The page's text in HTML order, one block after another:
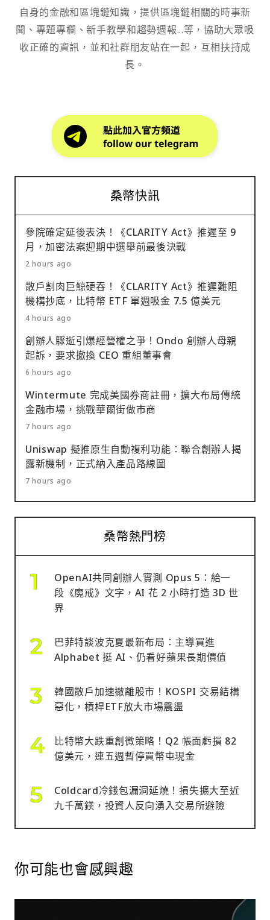
自身的金融和區塊鏈知識，提供區塊鏈相關的時事新
聞、專題專欄、新手教學和趨勢週報...等，協助大眾吸
收正確的資訊，並和社群朋友站在一起，互相扶持成
長。
桑幣快訊
參院確定延後表決！《CLARITY Act》推遲至 9
月，加密法案迎期中選舉前最後決戰
2 hours ago
散戶割肉巨鯨硬吞！《CLARITY Act》推遲難阻
機構抄底，比特幣 ETF 單週吸金 7.5 億美元
4 hours ago
創辦人驟逝引爆經營權之爭！Ondo 創辦人母親
起訴，要求撤換 CEO 重組董事會
6 hours ago
Wintermute 完成美國券商註冊，擴大布局傳統
金融市場，挑戰華爾街做市商
7 hours ago
Uniswap 擬推原生自動複利功能：聯合創辦人揭
露新機制，正式納入產品路線圖
7 hours ago
桑幣熱門榜
OpenAI共同創辦人實測 Opus 5：給一
段《魔戒》文字，AI 花 2 小時打造 3D 世
界
巴菲特談波克夏最新布局：主導買進
Alphabet 挺 AI、仍看好蘋果長期價值
韓國散戶加速撤離股市！KOSPI 交易結構
惡化，槓桿ETF放大市場震盪
比特幣大跌重創微策略！Q2 帳面虧損 82
億美元，連五週暫停買幣屯現金
Coldcard冷錢包漏洞延燒！損失擴大至近
九千萬鎂，投資人反向湧入交易所避險
你可能也會感興趣